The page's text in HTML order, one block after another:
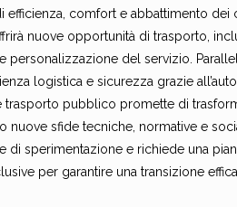
comfort e abbattimento dei
nuove opportunità di trasporto,
del servizio.
logistica e sicurezza grazie
pubblico promette di
sfide tecniche, normative e
di sperimentazione e richiede una
per garantire una transizione